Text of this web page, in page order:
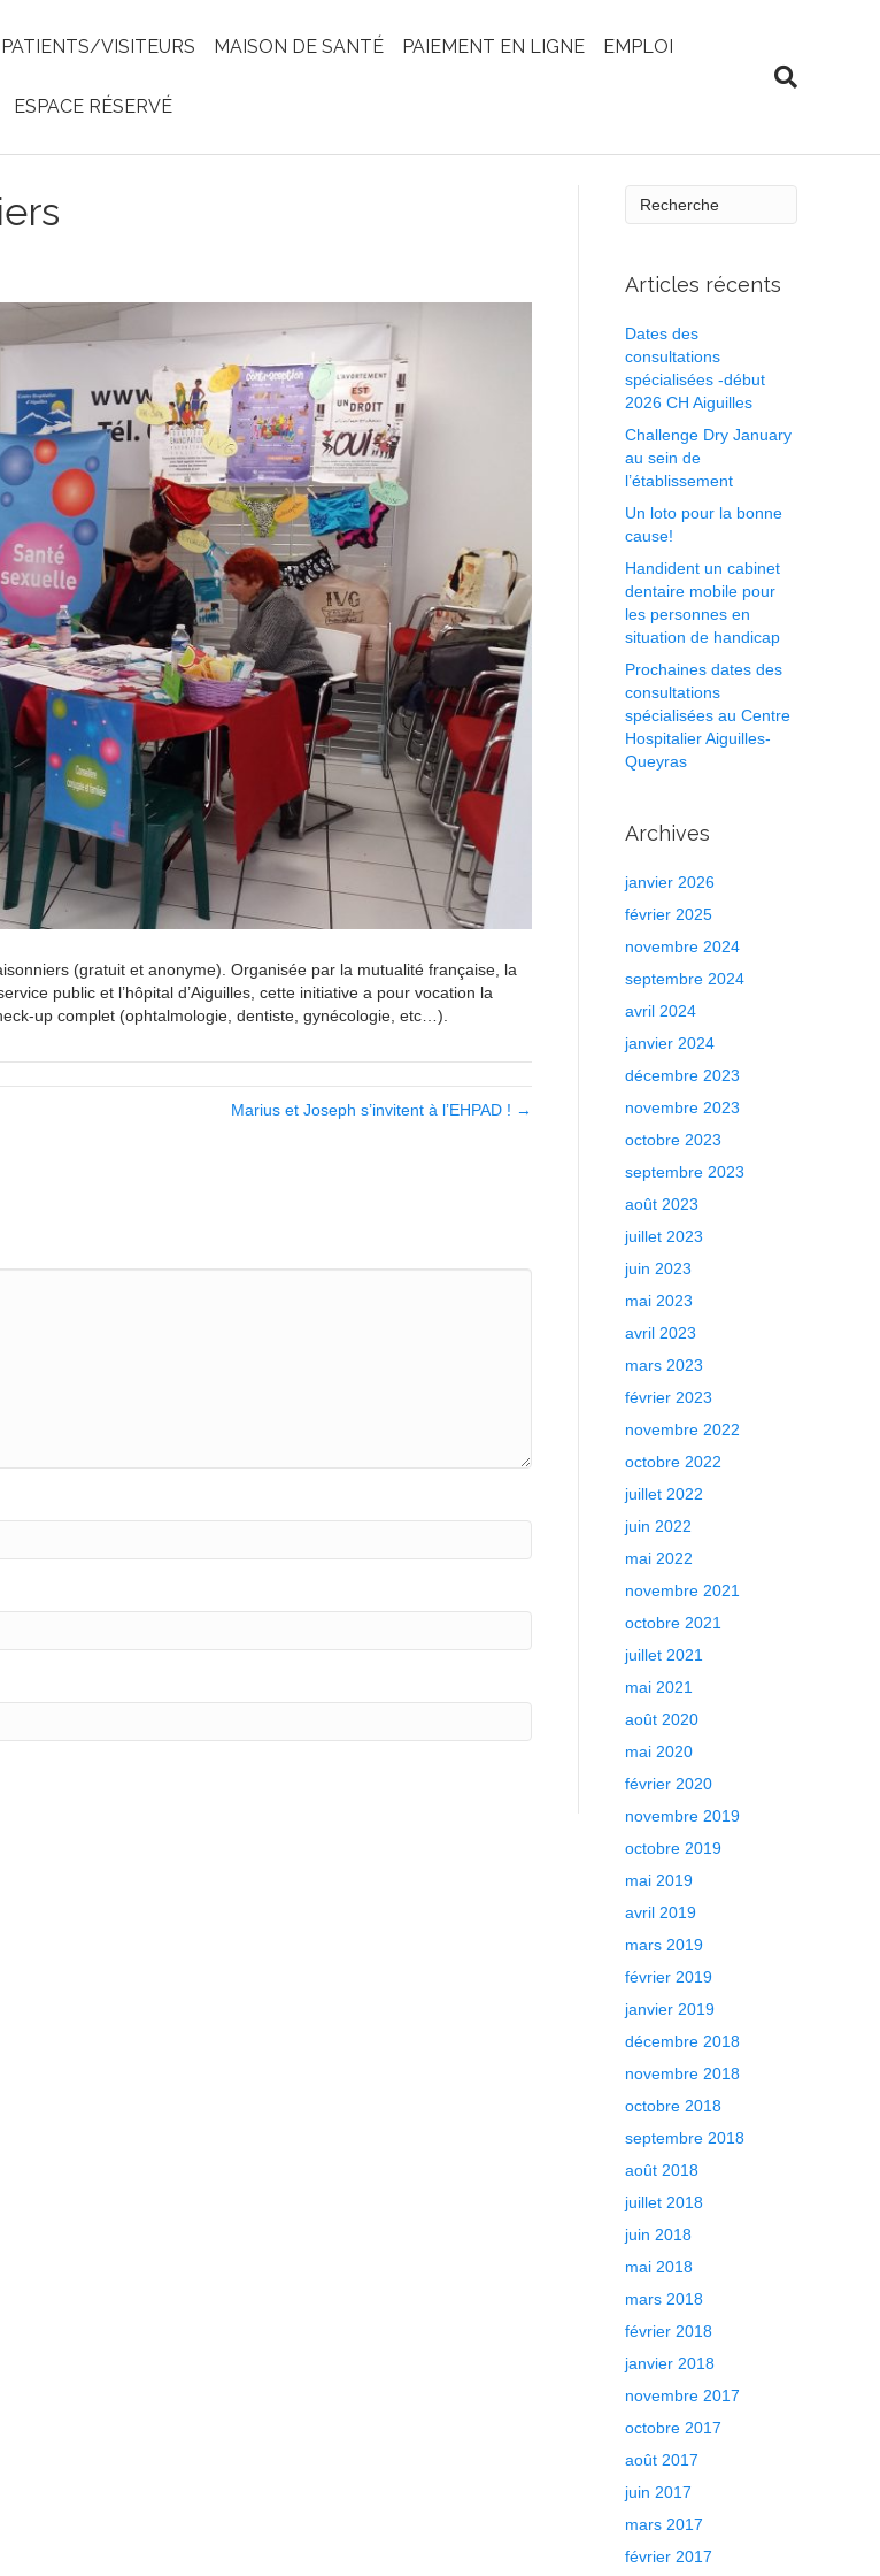
PATIENTS/VISITEURS MAISON DE SANTÉ PAIEMENT EN LIGNE EMPLOI
ESPACE RÉSERVÉ
(gratuit et anonyme). Organisée par la mutualité française, la
public et l’hôpital d’Aiguilles, cette initiative a pour vocation la
up complet (ophtalmologie, dentiste, gynécologie, etc…).
Marius et Joseph s’invitent à l’EHPAD ! →
Articles récents
Dates des
consultations
spécialisées -début
2026 CH Aiguilles
Challenge Dry January
au sein de
l’établissement
Un loto pour la bonne
cause!
Handident un cabinet
dentaire mobile pour
les personnes en
situation de handicap
Prochaines dates des
consultations
spécialisées au Centre
Hospitalier Aiguilles-
Queyras
Archives
janvier 2026
février 2025
novembre 2024
septembre 2024
avril 2024
janvier 2024
décembre 2023
novembre 2023
octobre 2023
septembre 2023
août 2023
juillet 2023
juin 2023
mai 2023
avril 2023
mars 2023
février 2023
novembre 2022
octobre 2022
juillet 2022
juin 2022
mai 2022
novembre 2021
octobre 2021
juillet 2021
mai 2021
août 2020
mai 2020
février 2020
novembre 2019
octobre 2019
mai 2019
avril 2019
mars 2019
février 2019
janvier 2019
décembre 2018
novembre 2018
octobre 2018
septembre 2018
août 2018
juillet 2018
juin 2018
mai 2018
mars 2018
février 2018
janvier 2018
novembre 2017
octobre 2017
août 2017
juin 2017
mars 2017
février 2017